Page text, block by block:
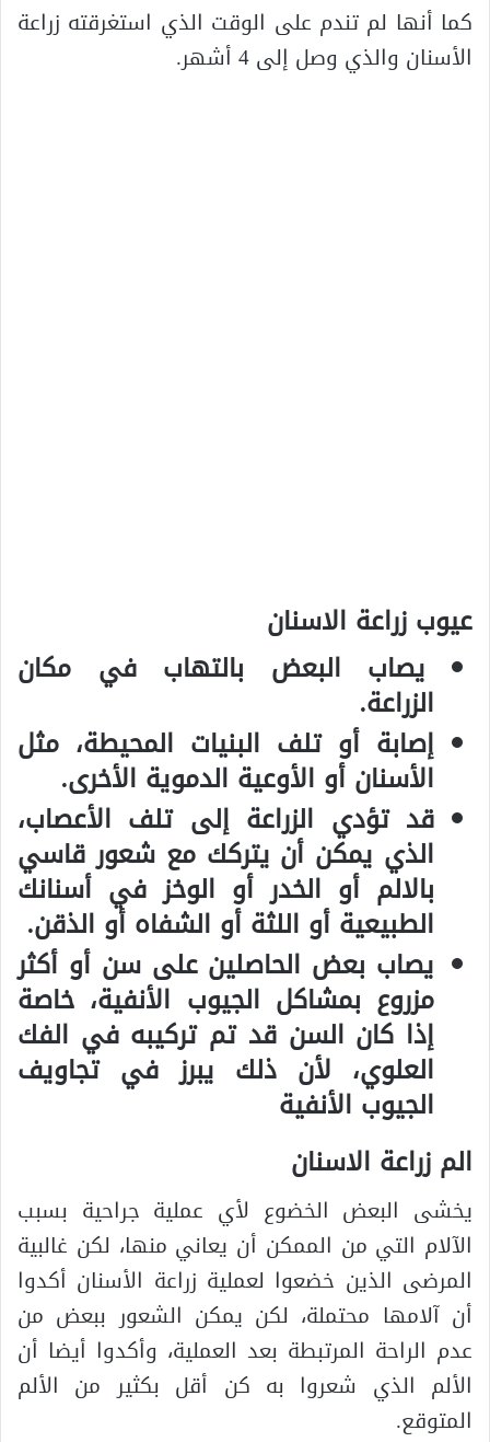
كما أنها لم تندم على الوقت الذي استغرقته زراعة
الأسنان والذي وصل إلى 4 أشهر.
عيوب زراعة الاسنان
يصاب البعض بالتهاب في مكان
الزراعة.
إصابة أو تلف البنيات المحيطة، مثل
الأسنان أو الأوعية الدموية الأخرى.
قد تؤدي الزراعة إلى تلف الأعصاب،
الذي يمكن أن يتركك مع شعور قاسي
بالالم أو الخدر أو الوخز في أسنانك
الطبيعية أو اللثة أو الشفاه أو الذقن.
يصاب بعض الحاصلين على سن أو أكثر
مزروع بمشاكل الجيوب الأنفية، خاصة
إذا كان السن قد تم تركيبه في الفك
العلوي، لأن ذلك يبرز في تجاويف
الجيوب الأنفية
الم زراعة الاسنان
يخشى البعض الخضوع لأي عملية جراحية بسبب
الآلام التي من الممكن أن يعاني منها، لكن غالبية
المرضى الذين خضعوا لعملية زراعة الأسنان أكدوا
أن آلامها محتملة، لكن يمكن الشعور ببعض من
عدم الراحة المرتبطة بعد العملية، وأكدوا أيضا أن
الألم الذي شعروا به كن أقل بكثير من الألم
المتوقع.